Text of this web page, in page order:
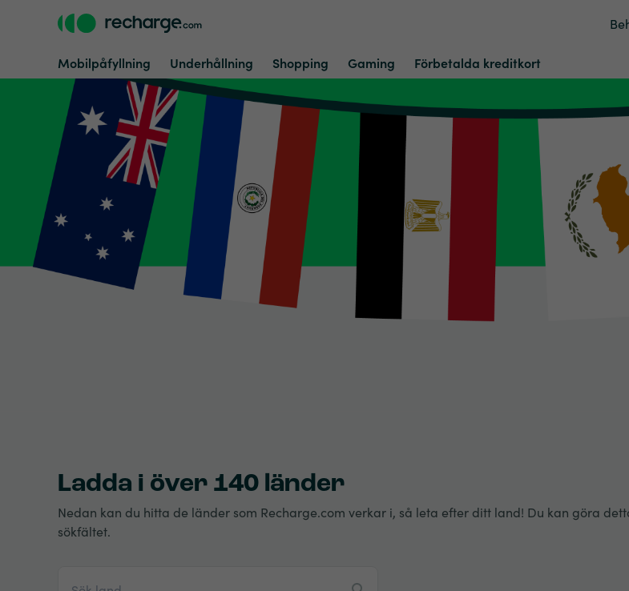
Mobilpåfyllning Underhållning Shopping Gaming Förbetalda kreditkort
Ladda i över 140 länder
Nedan kan du hitta de länder som Recharge.com verkar i, så leta efter ditt land! Du kan göra
sökfältet.